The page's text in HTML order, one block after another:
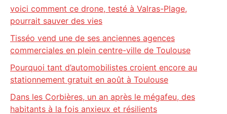
voici comment ce drone, testé à Valras-Plage,
pourrait sauver des vies
Tisséo vend une de ses anciennes agences
commerciales en plein centre-ville de Toulouse
Pourquoi tant d’automobilistes croient encore au
stationnement gratuit en août à Toulouse
Dans les Corbières, un an après le mégafeu, des
habitants à la fois anxieux et résilients